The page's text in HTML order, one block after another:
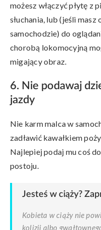
możesz włączyć płytę z
słuchania, lub (jeśli
samochodzie) do
chorobą lokomocyjną
migający obraz.
6. Nie podawaj
jazdy
Nie karm malca w
zadławić kawałkiem
Najlepiej podaj mu coś
postoju.
Jesteś w ciąży?
Kobieta w ciąży nie
kolizji albo